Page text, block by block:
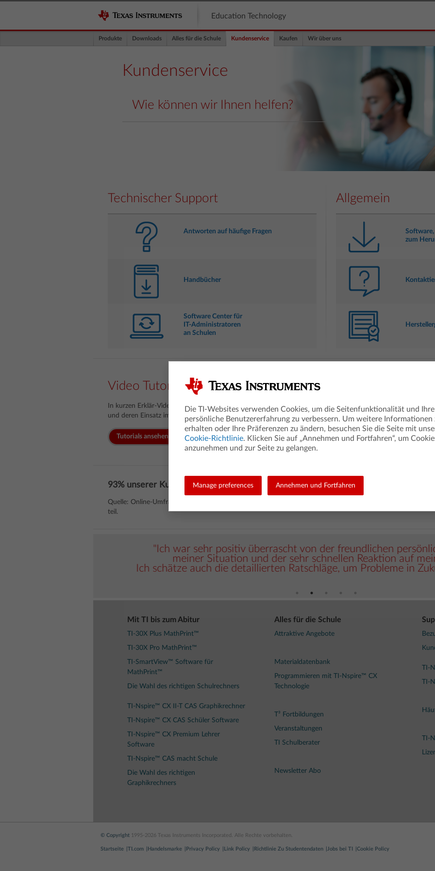
Education Technology
Produkte Downloads Alles für die Schule Kundenservice Kaufen Wir über uns
Kundenservice
Wie können wir Ihnen helfen?
Technischer Support
Antworten auf häufige Fragen
Handbücher
Software Center für
IT-Administratoren
an Schulen
Allgemein
zum
Video Tutorials
In kurzen Erklär-Videos erhalten Sie wertvolle Hinweise zur Handhabung der TI Technologie
und deren Einsatz im Unterricht.
Tutorials ansehen
93% unserer Kunden sind mit unserem Kundenservice zufrieden.
Quelle: Online-Umfrage, durchgeführt vom 1. Januar bis 31. Dezember 2025 von der Yoummday GmbH;
teil.
"Ich war sehr positiv überrascht von der freundlichen
meiner Situation und der sehr schnellen Reaktion auf
Ich schätze auch die detaillierten Ratschläge, um Probleme in
Mit TI bis zum Abitur
TI-30X Plus MathPrint™
TI-30X Pro MathPrint™
TI-SmartView™ Software für
MathPrint™
Die Wahl des richtigen Schulrechners
TI-Nspire™ CX II-T CAS Graphikrechner
TI-Nspire™ CX CAS Schüler Software
TI-Nspire™ CX Premium Lehrer
Software
TI-Nspire™ CAS macht Schule
Die Wahl des richtigen
Graphikrechners
Alles für die Schule
Attraktive Angebote
Materialdatenbank
Programmieren mit TI-Nspire™ CX
Technologie
T³ Fortbildungen
Veranstaltungen
TI Schulberater
Newsletter Abo
TI-
TI-
TI-
Die TI-Websites verwenden Cookies, um die Seitenfunktionalität und Ihre
persönliche Benutzererfahrung zu verbessern. Um weitere Informationen
erhalten oder Ihre Präferenzen zu ändern, besuchen Sie die Seite mit
Cookie-Richtlinie. Klicken Sie auf „Annehmen und Fortfahren“, um
anzunehmen und zur Seite zu gelangen.
Manage preferences Annehmen und Fortfahren
© Copyright 1995-2026 Texas Instruments Incorporated. Alle Rechte vorbehalten.
Startseite TI.com Handelsmarke Privacy Policy Link Policy Richtlinie Zu Studentendaten Jobs bei TI Cookie Policy